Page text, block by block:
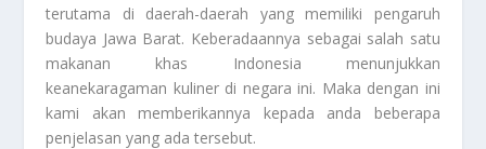
terutama di daerah-daerah yang memiliki pengaruh
budaya Jawa Barat. Keberadaannya sebagai salah satu
makanan khas Indonesia menunjukkan
keanekaragaman kuliner di negara ini. Maka dengan ini
kami akan memberikannya kepada anda beberapa
penjelasan yang ada tersebut.